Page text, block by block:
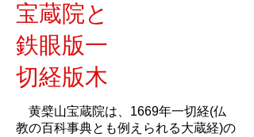
​宝蔵院と
鉄眼版一
切経版木
黄檗山宝蔵院は、1669年一切経(仏
教の百科事典とも例えられる大蔵経)の